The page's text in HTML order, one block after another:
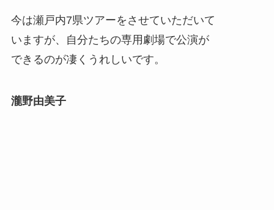
今は瀬戸内7県ツアーをさせていただいて
いますが、自分たちの専用劇場で公演が
できるのが凄くうれしいです。
瀧野由美子